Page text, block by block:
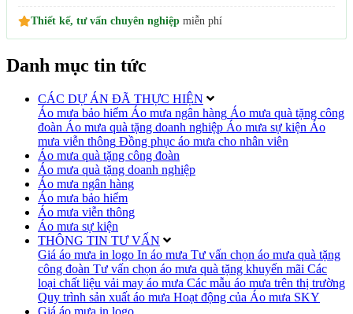
Thiết kế, tư vấn chuyên nghiệp miễn phí
Danh mục tin tức
CÁC DỰ ÁN ĐÃ THỰC HIỆN
Áo mưa bảo hiểm Áo mưa ngân hàng Áo mưa quà tặng công
đoàn Áo mưa quà tặng doanh nghiệp Áo mưa sự kiện Áo
mưa viễn thông Đồng phục áo mưa cho nhân viên
Áo mưa quà tặng công đoàn
Áo mưa quà tặng doanh nghiệp
Áo mưa ngân hàng
Áo mưa bảo hiểm
Áo mưa viễn thông
Áo mưa sự kiện
THÔNG TIN TƯ VẤN
Giá áo mưa in logo In áo mưa Tư vấn chọn áo mưa quà tặng
công đoàn Tư vấn chọn áo mưa quà tặng khuyến mãi Các
loại chất liệu vải may áo mưa Các mẫu áo mưa trên thị trường
Quy trình sản xuất áo mưa Hoạt động của Áo mưa SKY
Giá áo mưa in logo